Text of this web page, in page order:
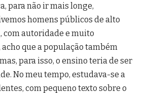
para não ir mais longe,
homens públicos de alto
com autoridade e muito
que a população também
para isso, o ensino teria de ser
No meu tempo, estudava-se a
com pequeno texto sobre o